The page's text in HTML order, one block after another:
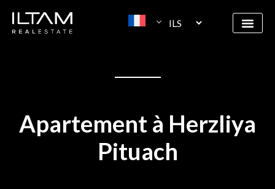
Apartement à Herzliya
Pituach